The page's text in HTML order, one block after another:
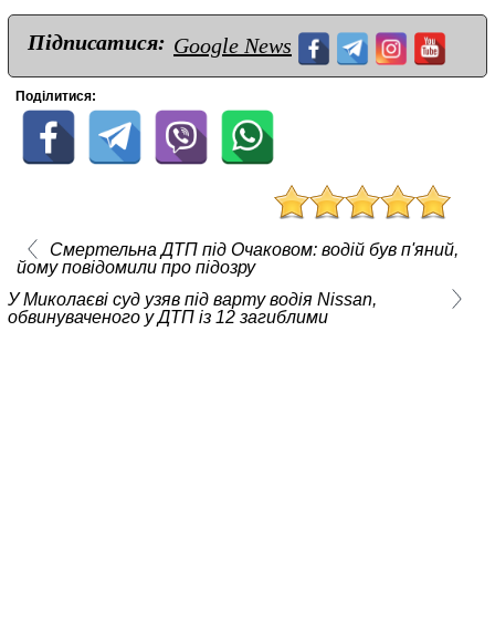
Підписатися: Google News
Поділитися:
Смертельна ДТП під Очаковом: водій був п'яний,
йому повідомили про підозру
У Миколаєві суд узяв під варту водія Nissan,
обвинуваченого у ДТП із 12 загиблими